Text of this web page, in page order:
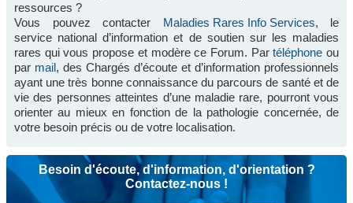
ressources ?
Vous pouvez contacter Maladies Rares Info Services, le
service national d’information et de soutien sur les maladies
rares qui vous propose et modère ce Forum. Partéléphone ou
par mail, des Chargés d’écoute et d’information professionnels
ayant une très bonne connaissance du parcours de santé et de
vie des personnes atteintes d’une maladie rare, pourront vous
orienter au mieux en fonction de la pathologie concernée, de
votre besoin précis ou de votre localisation.
Besoin d'écoute, d'information, d'orientation ?
Contactez-nous !